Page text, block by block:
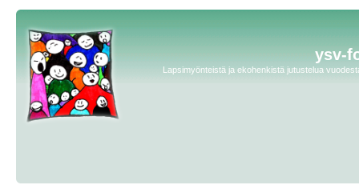
ysv-
Lapsimyönteistä ja ekohenkistä jutustelua